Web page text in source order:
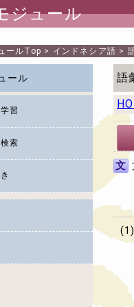
ジュール
ールTop > インドネシア語 >
ール
習
索
語
文